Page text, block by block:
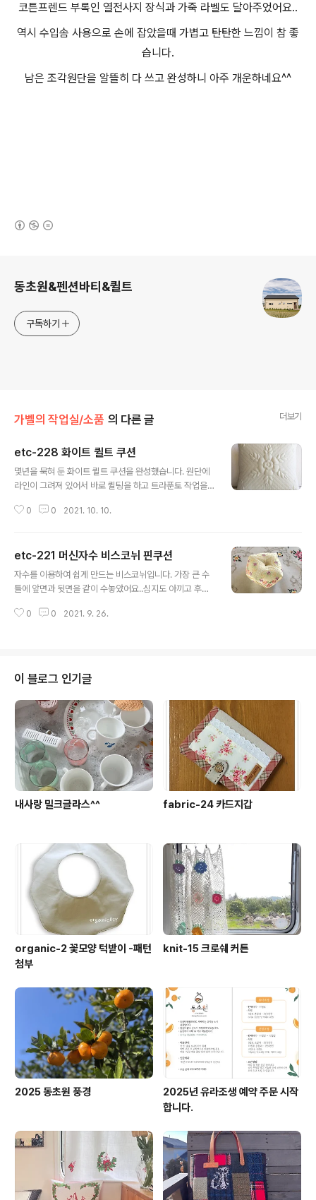
코튼프렌드 부록인 열전사지 장식과 가죽 라벨도 달아주었어요..
역시 수입솜 사용으로 손에 잡았을때 가볍고 탄탄한 느낌이 참 좋
습니다.
남은 조각원단을 알뜰히 다 쓰고 완성하니 아주 개운하네요^^
동초원&펜션바티&퀼트
구독하기
가벨의 작업실/소품 의 다른 글 더보기
etc-228 화이트 퀼트 쿠션
몇년을 묵혀 둔 화이트 퀼트 쿠션을 완성했습니다. 원단에
라인이 그려져 있어서 바로 퀼팅을 하고 트라푼토 작업을
광목색이라 화이트 쿠션 사이서 애매하게 어울리는 색상이
구......지를까요?^^;; ㅋㅋ
0 0 2021. 10. 10.
etc-221 머신자수 비스코뉘 핀쿠션
자수를 이용하여 쉽게 만드는 비스코뉘입니다. 가장 큰 수
틀에 앞면과 뒷면을 같이 수놓았어요..심지도 아끼고 후핑
해야 하지만 한번에 놓을 수 있어서 구입하길 잘 했다 생각
고...이야기 들었네요..ㅋ 지금은 없어진 버니나 서울 센터
일일 특강 팩키지로 만들었어요. 코로나 때문에 직접 가지
는 못하고 팩키지를 구매했는데...편하고 좋으네요^^ 기존
에 가지고 있는 파프 2058이 자수 확장이 안되는 모델이
라 머신 자수는 포기 하고 살았는데 버니나 770qe 를 만
나서 머신 자수를 같이 하니..
0 0 2021. 9. 26.
이 블로그 인기글
내사랑 밀크글라스^^ fabric-24 카드지갑
organic-2 꽃모양 턱받이 -패턴
첨부
knit-15 크로쉐 커튼
2025 동초원 풍경
2025년 유라조생 예약 주문 시작
합니다.